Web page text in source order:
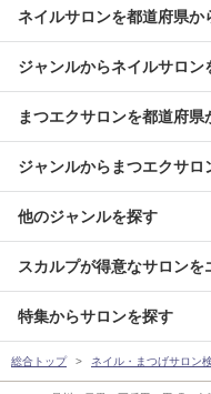
ネイルサロンを都道府県か
ジャンルからネイルサロン
まつエクサロンを都道府県
ジャンルからまつエクサロ
他のジャンルを探す
スカルプが得意なサロンを
特集からサロンを探す
総合トップ ネイル・まつげサロン